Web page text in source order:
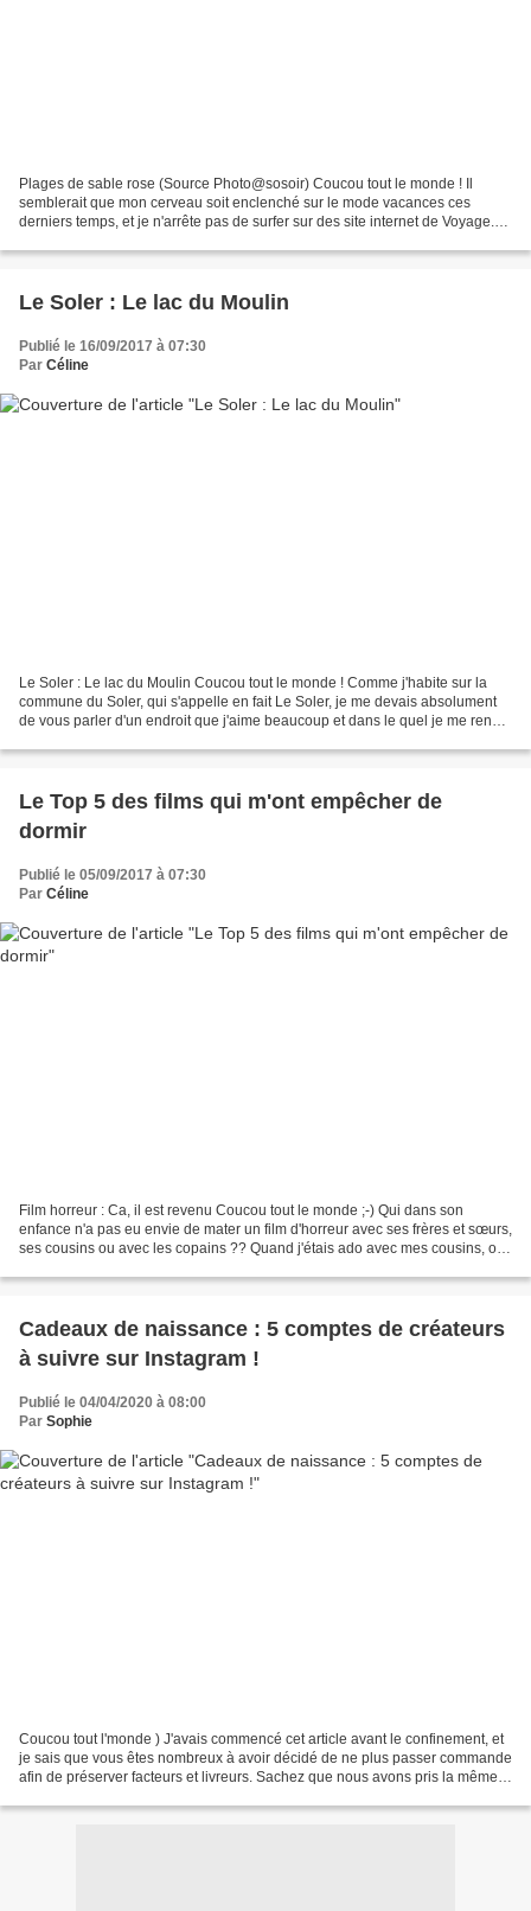
Plages de sable rose (Source Photo@sosoir) Coucou tout le monde ! Il
semblerait que mon cerveau soit enclenché sur le mode vacances ces
derniers temps, et je n'arrête pas de surfer sur des site internet de Voyage.
Le Soler : Le lac du Moulin
Publié le 16/09/2017 à 07:30
Par Céline
Le Soler : Le lac du Moulin Coucou tout le monde ! Comme j'habite sur la
commune du Soler, qui s'appelle en fait Le Soler, je me devais absolument
de vous parler d'un endroit que j'aime beaucoup et dans le quel je me rends
Le Top 5 des films qui m'ont empêcher de
dormir
Publié le 05/09/2017 à 07:30
Par Céline
Film horreur : Ca, il est revenu Coucou tout le monde ;-) Qui dans son
enfance n'a pas eu envie de mater un film d'horreur avec ses frères et sœurs,
ses cousins ou avec les copains ?? Quand j'étais ado avec mes cousins, on
Cadeaux de naissance : 5 comptes de créateurs
à suivre sur Instagram !
Publié le 04/04/2020 à 08:00
Par Sophie
Coucou tout l'monde ) J'avais commencé cet article avant le confinement, et
je sais que vous êtes nombreux à avoir décidé de ne plus passer commande
afin de préserver facteurs et livreurs. Sachez que nous avons pris la même